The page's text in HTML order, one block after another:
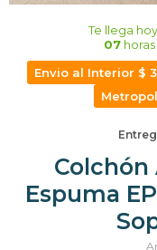
Te llega hoy
07horas
Envio al Interior $
Colchón
Espuma